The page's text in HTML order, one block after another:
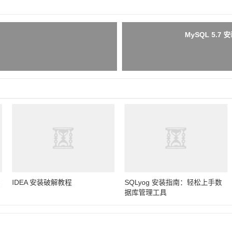
MySQL 5.7 安
IDEA 安装破解教程
SQLyog 安装指南：轻松上手数
据库管理工具